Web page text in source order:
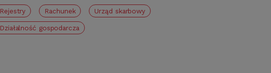
Rejestry rachunek urząd skarbowy
działalność gospodarcza